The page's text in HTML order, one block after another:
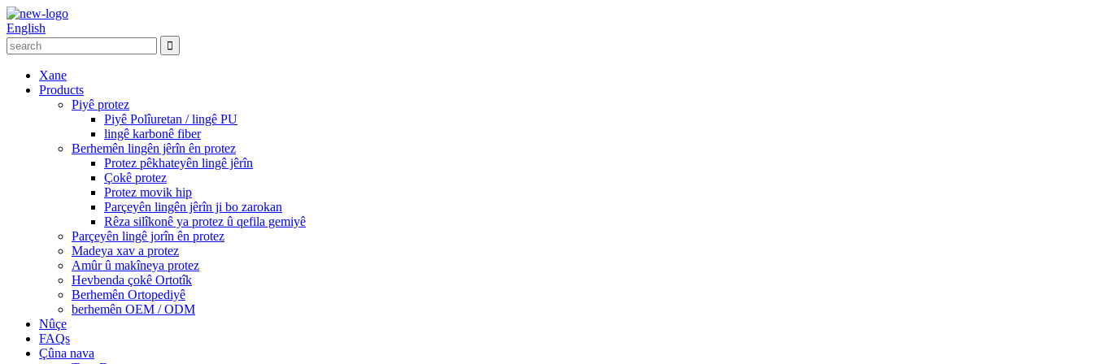
English
Xane
Products
Piyê protez
Piyê Polîuretan / lingê PU
lingê karbonê fiber
Berhemên lingên jêrîn ên protez
Protez pêkhateyên lingê jêrîn
Çokê protez
Protez movik hip
Parçeyên lingên jêrîn ji bo zarokan
Rêza silîkonê ya protez û qefila gemiyê
Parçeyên lingê jorîn ên protez
Madeya xav a protez
Amûr û makîneya protez
Hevbenda çokê Ortotîk
Berhemên Ortopediyê
berhemên OEM / ODM
Nûçe
FAQs
Çûna nava